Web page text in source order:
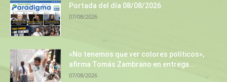
Portada del día 08/08/2026
07/08/2026
«No tenemos que ver colores políticos»,
afirma Tomás Zambrano en entrega...
07/08/2026